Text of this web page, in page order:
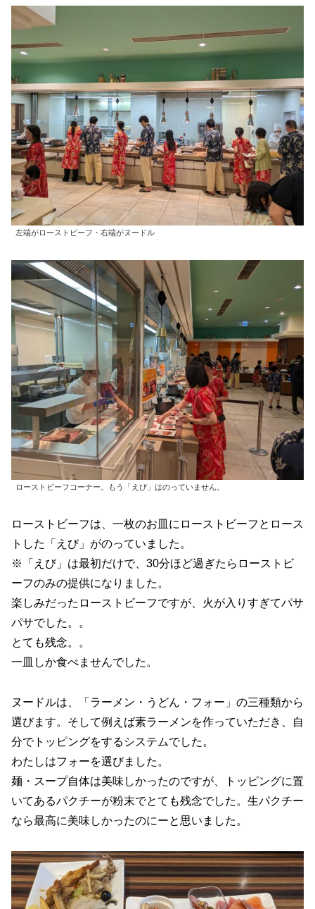
左端がローストビーフ・右端がヌードル
ローストビーフコーナー。もう「えび」はのっていません。
ローストビーフは、一枚のお皿にローストビーフとロース
トした「えび」がのっていました。
※「えび」は最初だけで、30分ほど過ぎたらローストビ
ーフのみの提供になりました。
楽しみだったローストビーフですが、火が入りすぎてパサ
パサでした。。
とても残念。。
一皿しか食べませんでした。
ヌードルは、「ラーメン・うどん・フォー」の三種類から
選びます。そして例えば素ラーメンを作っていただき、自
分でトッピングをするシステムでした。
わたしはフォーを選びました。
麺・スープ自体は美味しかったのですが、トッピングに置
いてあるパクチーが粉末でとても残念でした。生パクチー
なら最高に美味しかったのにーと思いました。